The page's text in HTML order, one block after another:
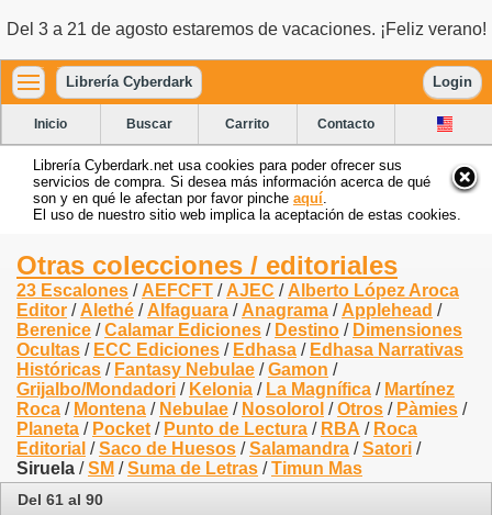
Del 3 a 21 de agosto estaremos de vacaciones. ¡Feliz verano!
Librería Cyberdark Login
Inicio Buscar Carrito Contacto
Librería Cyberdark.net usa cookies para poder ofrecer sus
servicios de compra. Si desea más información acerca de qué
son y en qué le afectan por favor pinche aquí
El uso de nuestro sitio web implica la aceptación de estas cookies.
Otras colecciones / editoriales
23 Escalones / AEFCFT / AJEC / Alberto López Aroca
Editor / Alethé / Alfaguara / Anagrama / Applehead /
Berenice /Calamar Ediciones / Destino / Dimensiones
Ocultas / ECC Ediciones / Edhasa / Edhasa Narrativas
Históricas / Fantasy Nebulae /Gamon /
Grijalbo/Mondadori / Kelonia / La Magnífica / Martínez
Roca / Montena / Nebulae / Nosolorol /Otros / Pàmies /
Planeta / Pocket / Punto de Lectura / RBA / Roca
Editorial /Saco de Huesos /Salamandra /Satori /
Siruela /SM /Suma de Letras /Timun Mas
Del 61 al 90